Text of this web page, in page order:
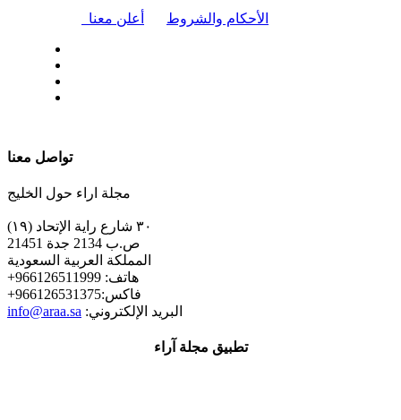
أعلن معنا الأحكام والشروط
تواصل معنا
مجلة اراء حول الخليج
٣٠ شارع راية الإتحاد (١٩)
ص.ب 2134 جدة 21451
المملكة العربية السعودية
+هاتف: 966126511999
+فاكس:966126531375
info@araa.sa :البريد الإلكتروني
تطبيق مجلة آراء